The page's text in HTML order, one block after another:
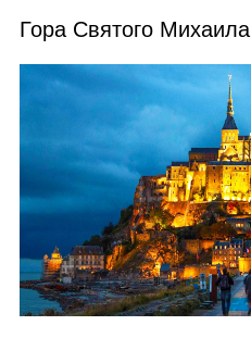
Гора Святого Михаила